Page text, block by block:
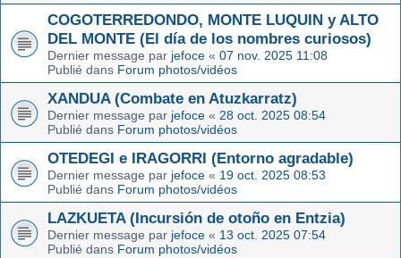
COGOTERREDONDO, MONTE LUQUIN y ALTO
DEL MONTE (El día de los nombres curiosos)
Dernier message par jefoce « 07 nov. 2025 11:08
Publié dans Forum photos/vidéos
XANDUA (Combate en Atuzkarratz)
Dernier message par jefoce « 28 oct. 2025 08:54
Publié dans Forum photos/vidéos
OTEDEGI e IRAGORRI (Entorno agradable)
Dernier message par jefoce « 19 oct. 2025 08:53
Publié dans Forum photos/vidéos
LAZKUETA (Incursión de otoño en Entzia)
Dernier message par jefoce « 13 oct. 2025 07:54
Publié dans Forum photos/vidéos